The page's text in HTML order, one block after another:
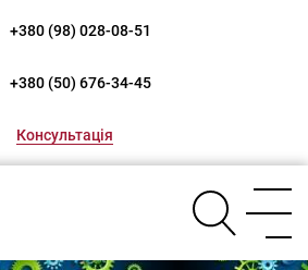
+380 (98) 028-08-51
+380 (50) 676-34-45
Консультація